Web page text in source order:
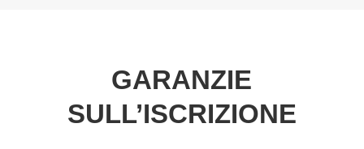
GARANZIE
SULL’ISCRIZIONE